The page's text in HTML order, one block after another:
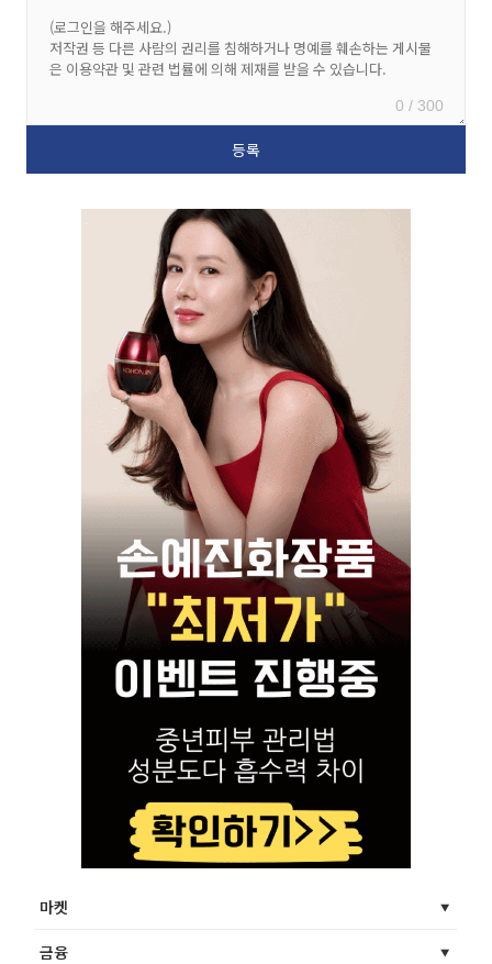
0 / 300
마켓
금융